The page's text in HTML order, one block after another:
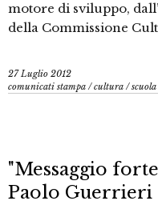
motore di sviluppo,
della Commissione
27 Luglio 2012
comunicati stampa /cultura /
"Messaggio
Paolo Guerrieri